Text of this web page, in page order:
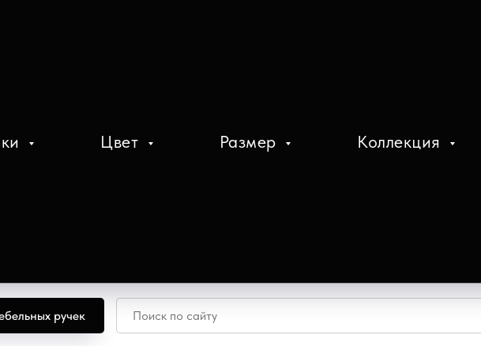
Цвет Размер Коллекция
ручек